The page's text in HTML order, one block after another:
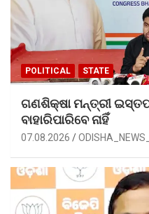
POLITICAL STATE
ଗଣଶିକ୍ଷା ମନ୍ତ୍ରୀ
ବାହାରିପାରିବେ ନାହିଁ
07.08.2026